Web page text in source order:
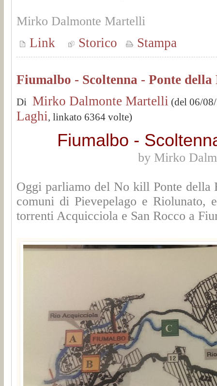
Mirko Dalmonte Martelli
Link Storico Stampa
Fiumalbo - Scoltenna - Ponte della
Di Mirko Dalmonte Martelli (del 06/
Laghi, linkato 6364 volte)
Fiumalbo -
by Mirko
Oggi parliamo del No kill Ponte della
comuni di Pievepelago e
torrenti Acquicciola e San Rocco a